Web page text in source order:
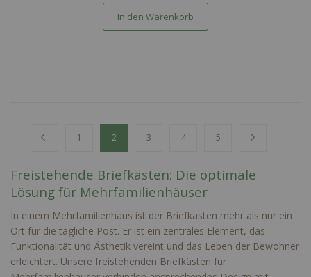
In den Warenkorb
ZurückSeite
1 Sie lesen gerade Seite
2 Seite
3 Seite
4 Seite
5
Freistehende Briefkästen: Die optimale
Lösung für Mehrfamilienhäuser
In einem Mehrfamilienhaus ist der Briefkasten mehr als nur ein
Ort für die tägliche Post. Er ist ein zentrales Element, das
Funktionalität und Ästhetik vereint und das Leben der Bewohner
erleichtert. Unsere freistehenden Briefkästen für